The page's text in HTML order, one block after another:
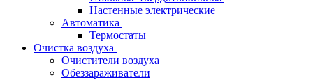
Настенные электрические
Автоматика
Термостаты
Очистка воздуха
Очистители воздуха
Обеззараживатели